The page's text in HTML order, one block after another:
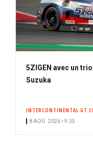
5ZIGEN avec un
Suzuka
INTERCONTINENTAL GT
8 AOÛ. 2026 • 9:35